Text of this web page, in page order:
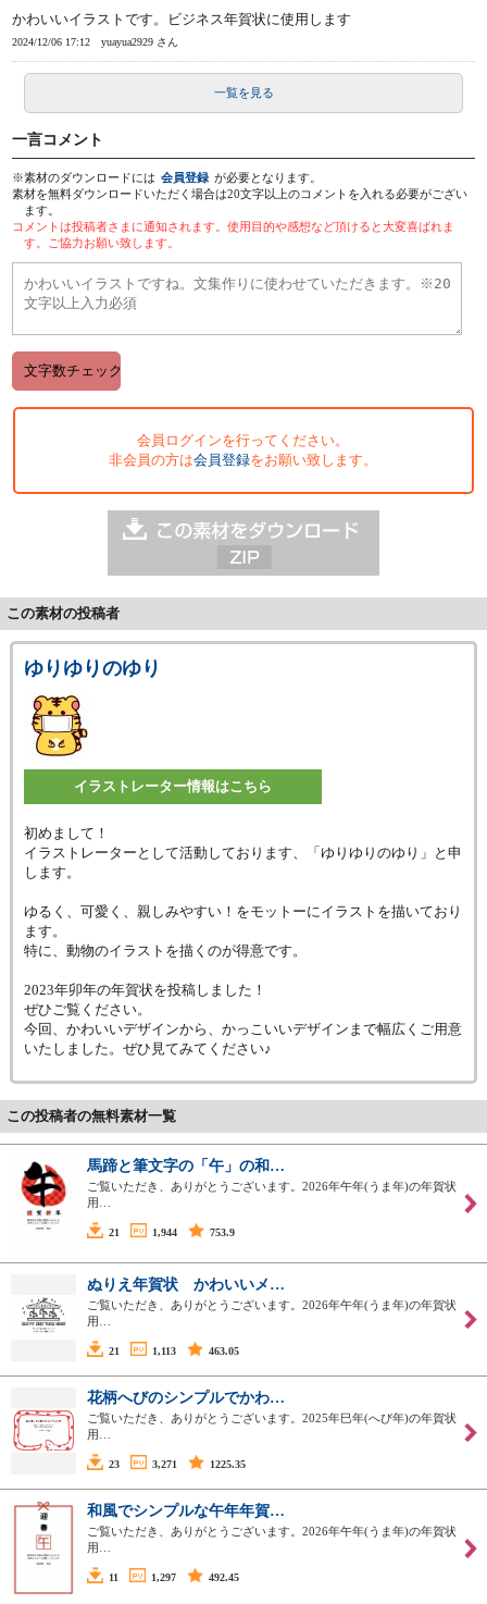
かわいいイラストです。ビジネス年賀状に使用します
2024/12/06 17:12 yuayua2929 さん
一覧を見る
一言コメント
※素材のダウンロードには 会員登録 が必要となります。
素材を無料ダウンロードいただく場合は20文字以上のコメントを入れる必要がござい
ます。
コメントは投稿者さまに通知されます。使用目的や感想など頂けると大変喜ばれま
す。ご協力お願い致します。
会員ログインを行ってください。
非会員の方は会員登録をお願い致します。
この素材の投稿者
ゆりゆりのゆり
イラストレーター情報はこちら
初めまして！
イラストレーターとして活動しております、「ゆりゆりのゆり」と申
します。
ゆるく、可愛く、親しみやすい！をモットーにイラストを描いており
ます。
特に、動物のイラストを描くのが得意です。
2023年卯年の年賀状を投稿しました！
ぜひご覧ください。
今回、かわいいデザインから、かっこいいデザインまで幅広くご用意
いたしました。ぜひ見てみてください♪
この投稿者の無料素材一覧
馬蹄と筆文字の「午」の和…
ご覧いただき、ありがとうございます。2026年午年(うま年)の年賀状
用…
21 1,944 753.9
ぬりえ年賀状 かわいいメ…
ご覧いただき、ありがとうございます。2026年午年(うま年)の年賀状
用…
21 1,113 463.05
花柄へびのシンプルでかわ…
ご覧いただき、ありがとうございます。2025年巳年(へび年)の年賀状
用…
23 3,271 1225.35
和風でシンプルな午年年賀…
ご覧いただき、ありがとうございます。2026年午年(うま年)の年賀状
用…
11 1,297 492.45